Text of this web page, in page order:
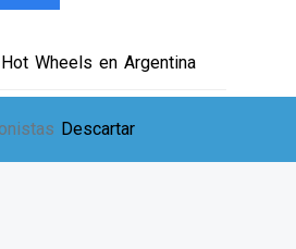
Descartar
Wheels en Argentina